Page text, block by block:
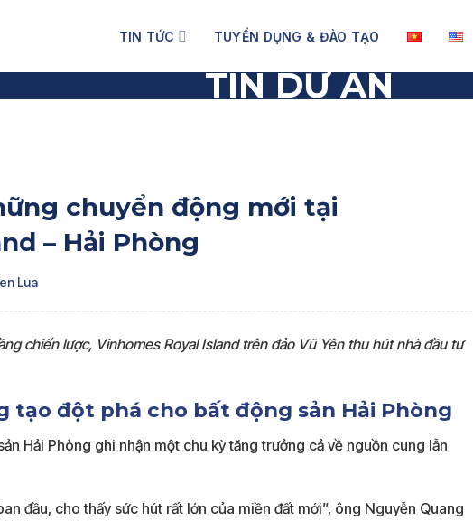
TIN TỨC TUYỂN DỤNG & ĐÀO TẠO
TIN DỰ ÁN
chuyển động mới tại
– Hải Phòng
Lua
chiến lược, Vinhomes Royal Island trên đảo Vũ Yên thu hút nhà đầu tư
tạo đột phá cho bất động sản Hải Phòng
Hải Phòng ghi nhận một chu kỳ tăng trưởng cả về nguồn cung lẫn
đầu, cho thấy sức hút rất lớn của miền đất mới”, ông Nguyễn Quang